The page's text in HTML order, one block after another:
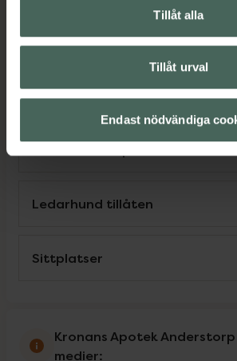
Tillåt alla
Tillåt urval
Endast nödvändiga
Nära matbutik
Parkering
Ledarhund tillåten
Sittplatser
Kronans Apotek
medier: